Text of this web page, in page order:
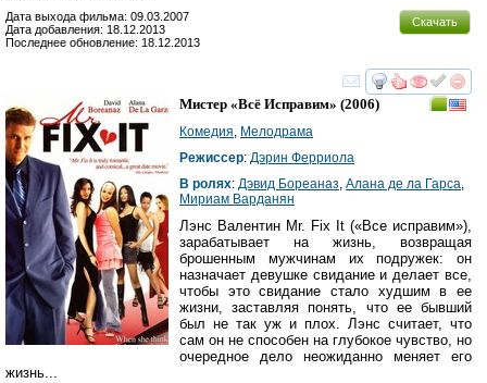
Скачать
Дата выхода фильма: 09.03.2007
Дата добавления: 18.12.2013
Последнее обновление: 18.12.2013
смотреть
Мистер «Всё Исправим» (2006)
Комедия, Мелодрама
Режиссер: Дэрин Ферриола
В ролях: Дэвид Бореаназ, Алана де ла Гарса,
Мириам Варданян
Лэнс Валентин Mr. Fix It («Все исправим»),
зарабатывает на жизнь, возвращая
брошенным мужчинам их подружек: он
назначает девушке свидание и делает все,
чтобы это свидание стало худшим в ее
жизни, заставляя понять, что ее бывший
был не так уж и плох. Лэнс считает, что
сам он не способен на глубокое чувство, но
очередное дело неожиданно меняет его
жизнь...